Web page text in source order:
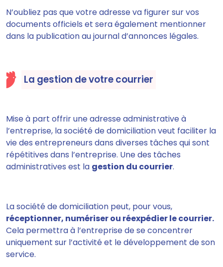
N’oubliez pas quevotre adresse va figurer sur vos
documents officiels et sera également mentionner
dans la publicationau journal d’annonces légales.
La gestion de votre courrier
Mise à part offrir une adresse administrative à
l’entreprise, la société de domiciliation veut faciliter la
vie des entrepreneurs dans diverses tâches qui sont
répétitives dans l’entreprise. Une des tâches
administratives est la gestion du courrier.
La société de domiciliation peut, pour vous,
réceptionner, numériser ou réexpédier le courrier.
Cela permettra à l’entreprise de se concentrer
uniquement sur l’activité et le développement de son
service.